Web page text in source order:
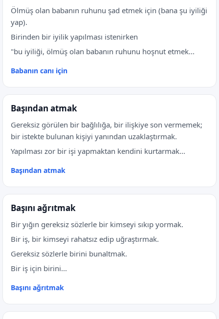
Ölmüş olan babanın ruhunu şad etmek için (bana şu iyiliği
yap).
Birinden bir iyilik yapılması istenirken
"bu iyiliği, ölmüş olan babanın ruhunu hoşnut etmek...
Babanın canı için
Başından atmak
Gereksiz görülen bir bağlılığa, bir ilişkiye son vermemek;
bir istekte bulunan kişiyi yanından uzaklaştırmak.
Yapılması zor bir işi yapmaktan kendini kurtarmak...
Başından atmak
Başını ağrıtmak
Bir yığın gereksiz sözlerle bir kimseyi sıkıp yormak.
Bir iş, bir kimseyi rahatsız edip uğraştırmak.
Gereksiz sözlerle birini bunaltmak.
Bir iş için birini...
Başını ağrıtmak